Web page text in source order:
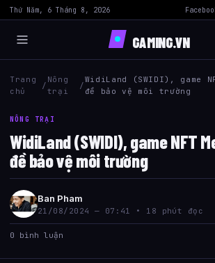
Thứ Năm, 6 Tháng 8, 2026
GAMING.VN
Trang
chủ
/
Nông
trại
/
WidiLand (SWIDI), game
đề bảo vệ môi trường
NÔNG TRẠI
WidiLand (SWIDI), game NFT
đề bảo vệ môi trường
Ban Pham
21/08/2024 — 07:41 • 18 phút đọc
0 bình luận